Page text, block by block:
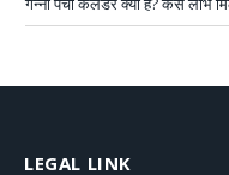
LEGAL LINK